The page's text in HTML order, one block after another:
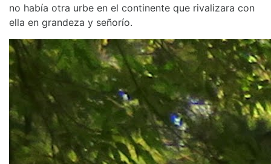
no había otra urbe en el continente que rivalizara con
ella en grandeza y señorío.